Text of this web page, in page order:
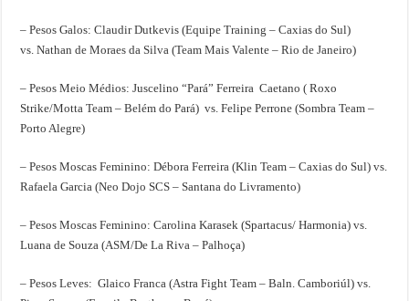
– Pesos Galos: Claudir Dutkevis (Equipe Training – Caxias do Sul)
vs. Nathan de Moraes da Silva (Team Mais Valente – Rio de Janeiro)
– Pesos Meio Médios: Juscelino “Pará” Ferreira Caetano ( Roxo
Strike/Motta Team – Belém do Pará) vs. Felipe Perrone (Sombra Team –
Porto Alegre)
– Pesos Moscas Feminino: Débora Ferreira (Klin Team – Caxias do Sul) vs.
Rafaela Garcia (Neo Dojo SCS – Santana do Livramento)
– Pesos Moscas Feminino: Carolina Karasek (Spartacus/ Harmonia) vs.
Luana de Souza (ASM/De La Riva – Palhoça)
– Pesos Leves: Glaico Franca (Astra Fight Team – Baln. Camboriúl) vs.